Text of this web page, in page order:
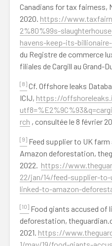
Canadians for tax fairness,
2020. https://
2%80%99s-
havens-keep-its-
du Registre de commerce
filiales de Cargill au Grand-
[8] Cf. Offshore leaks
ICIJ, https://
rch , consultée le 8 février
[9] Feed supplier to UK
Amazon deforestation,
2022. https://
22/jan/14/feed-supplier-
linked-to-amazon-
[10] Food giants accused of
deforestation,
2021. https://